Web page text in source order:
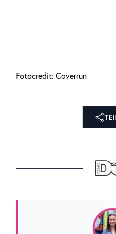
Fotocredit: Coverrun